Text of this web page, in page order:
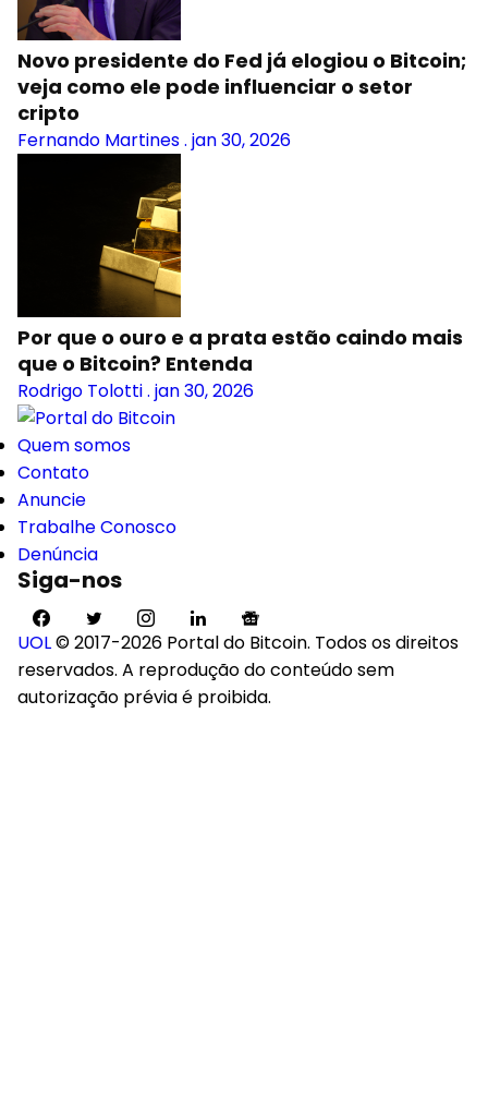
Novo presidente do Fed já elogiou o Bitcoin;
veja como ele pode influenciar o setor
cripto
Fernando Martines. jan 30, 2026
Por que o ouro e a prata estão caindo mais
que o Bitcoin? Entenda
Rodrigo Tolotti. jan 30, 2026
Quem somos
Contato
Anuncie
Trabalhe Conosco
Denúncia
Siga-nos
UOL© 2017-2026 Portal do Bitcoin. Todos os direitos
reservados. A reprodução do conteúdo sem
autorização prévia é proibida.